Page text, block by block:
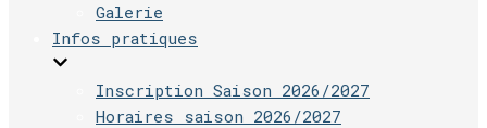
Galerie
Infos pratiques
Inscription Saison 2026/2027
Horaires saison 2026/2027